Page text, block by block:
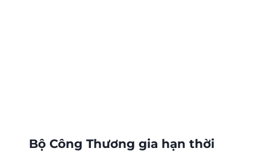
Bộ Công Thương gia hạn thời